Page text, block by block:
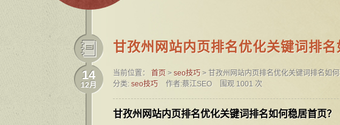
14
12月
甘孜州网站内页排名优化关键词排
当前位置： 首页 > seo技巧 > 甘孜州网站内页排名优化关键词排名如
分类: seo技巧 作者:蔡江SEO 围观 1001 次
甘孜州网站内页排名优化关键词排名如何稳居首页？